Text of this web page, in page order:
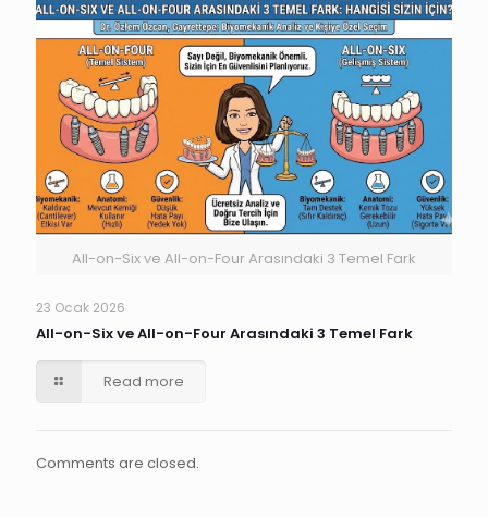
All-on-Six ve All-on-Four Arasındaki 3 Temel Fark
23 Ocak 2026
All-on-Six ve All-on-Four Arasındaki 3 Temel Fark
Read more
Comments are closed.